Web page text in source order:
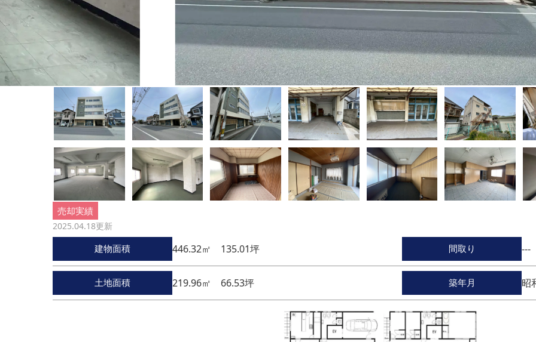
売却実績
2025.04.18更新
建物面積 446.32㎡ 135.01坪 間取り ---
土地面積 219.96㎡ 66.53坪 築年月 昭